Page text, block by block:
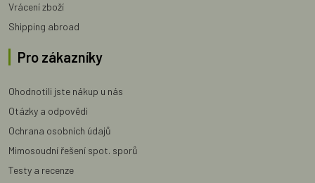
Vrácení zboží
Shipping abroad
Pro zákazníky
Ohodnotili jste nákup u nás
Otázky a odpovědi
Ochrana osobních údajů
Mimosoudní řešení spot. sporů
Testy a recenze